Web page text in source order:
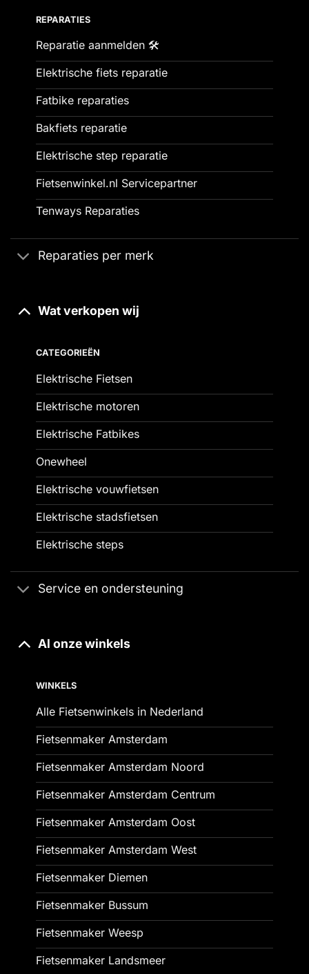
REPARATIES
Reparatie aanmelden 🛠️
Elektrische fiets reparatie
Fatbike reparaties
Bakfiets reparatie
Elektrische step reparatie
Fietsenwinkel.nl Servicepartner
Tenways Reparaties
Reparaties per merk
Wat verkopen wij
CATEGORIEËN
Elektrische Fietsen
Elektrische motoren
Elektrische Fatbikes
Onewheel
Elektrische vouwfietsen
Elektrische stadsfietsen
Elektrische steps
Service en ondersteuning
Al onze winkels
WINKELS
Alle Fietsenwinkels in Nederland
Fietsenmaker Amsterdam
Fietsenmaker Amsterdam Noord
Fietsenmaker Amsterdam Centrum
Fietsenmaker Amsterdam Oost
Fietsenmaker Amsterdam West
Fietsenmaker Diemen
Fietsenmaker Bussum
Fietsenmaker Weesp
Fietsenmaker Landsmeer